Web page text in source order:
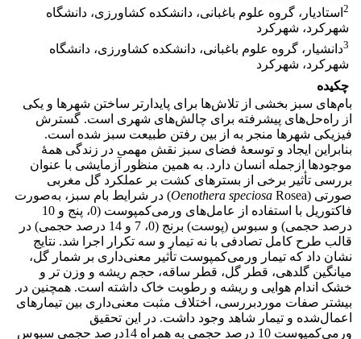
2 استادیار، گروه علوم باغبانی، دانشکده کشاورزی، دانشگاه
شهرکرد، شهرکرد
3دانشیار، گروه علوم باغبانی، دانشکده کشاورزی، دانشگاه
شهرکرد، شهرکرد
چکیده
بام‌های سبز بخشی از تلاش‌ها برای پایدارتر ساختن شهرها و یکی
از راه‌حل‌های پیشرفته برای چالش‌های شهری است. گسترش
فیزیکی شهرها منجر به از بین رفتن طبیعت سبز شده است.
بنابراین ایجاد و توسعۀ فضای سبز نقش مهمی در زندگی همۀ
موجودها ازجمله انسان دارد. به همین منظور آزمایشی با عنوان
بررسی تأثیر برخی از بسترهای کشت بر عملکرد گل مغربی
صورتی (
Oenothera speciosaRosea) در شرایط بام سبز، به‌صورت
فاکتوریل با استفاده از عامل‌های ورمی‌کمپوست (0، پنج و 10
درصد حجمی) و سبوس (پوست) برنج (0، 7 و 14 درصد حجمی) در
قالب طرح کامل تصادفی با نه تیمار و سه تکرار اجرا شد. نتایج
نشان داد که تیمار ورمی‌کمپوست تأثیر معنی‌داری بر شمار گل،
میانگین گلدهی، قطر گل، قطر ساقه، حجم ریشه و وزن تر و
خشک اندام هوایی و ریشه و رطوبت خاک داشته است. همچنین در
بیشتر صفات موردبررسی، اختلاف مثبت معنی‌داری بین تیمارهای
اعمال‌شده و تیمار شاهد وجود داشت. در این تحقیق
ورمی‌کمپوست 10 درصد حجمی به همراه 14درصد حجمی سبوس